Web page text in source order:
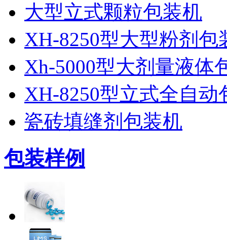
大型立式颗粒包装机
XH-8250型大型粉剂包
Xh-5000型大剂量液体
XH-8250型立式全自动
瓷砖填缝剂包装机
包装样例